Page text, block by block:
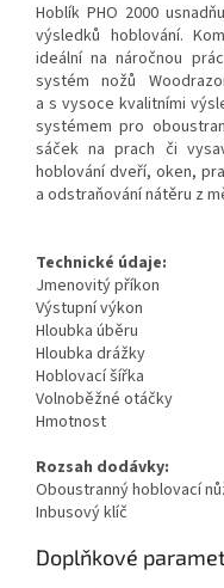
Hoblík PHO 2000
výsledků hoblování.
ideální na náročnou
systém nožů
a s vysoce kvalitními
systémem pro
sáček na prach či
hoblování dveří, oken,
a odstraňování nátěru z
Technické údaje:
Jmenovitý příkon
Výstupní výkon
Hloubka úběru
Hloubka drážky
Hoblovací šířka
Volnoběžné otáčky
Hmotnost
Rozsah dodávky:
Oboustranný hoblovací
Inbusový klíč
Doplňkové